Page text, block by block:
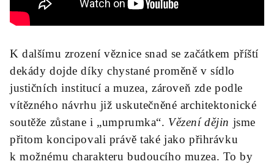
K dalšímu zrození věznice snad se začátkem příští
dekády dojde díky chystané proměně v sídlo
justičních institucí a muzea, zároveň zde podle
vítězného návrhu již uskutečněné architektonické
soutěže zůstane i „umprumka“. Vězení dějin jsme
přitom koncipovali právě také jako přihrávku
k možnému charakteru budoucího muzea. To by